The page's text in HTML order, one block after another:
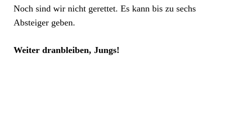
Noch sind wir nicht gerettet. Es kann bis zu sechs
Absteiger geben.
Weiter dranbleiben, Jungs!